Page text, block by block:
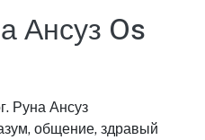
Ансуз Os
Руна Ансуз
общение, здравый